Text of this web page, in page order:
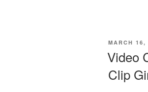
POSTED
MARCH 16,
Video
Clip